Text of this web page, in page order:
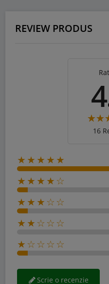
REVIEW PRODUS
16
★★★★★
★★★★☆
★★★☆☆
★★☆☆☆
★☆☆☆☆
Scrie o recenzie